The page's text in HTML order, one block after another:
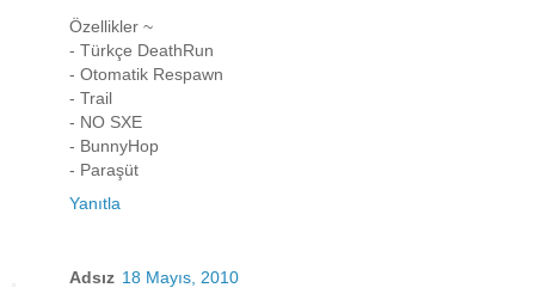
Özellikler ~
- Türkçe DeathRun
- Otomatik Respawn
- Trail
- NO SXE
- BunnyHop
- Paraşüt
Yanıtla
Adsız 18 Mayıs, 2010